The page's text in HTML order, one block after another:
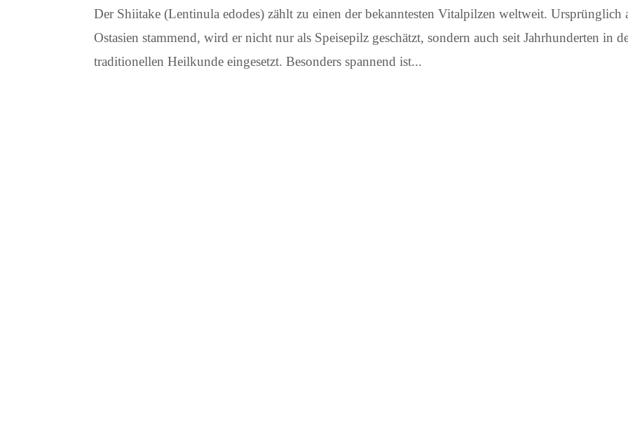
Der Shiitake (Lentinula edodes) zählt zu einen der bekanntesten Vitalpilzen weltweit. Ursprünglich
Ostasien stammend, wird er nicht nur als Speisepilz geschätzt, sondern auch seit Jahrhunderten in
traditionellen Heilkunde eingesetzt. Besonders spannend ist...